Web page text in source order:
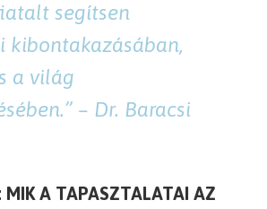
segítsen
kibontakazásában,
a világ
” – Dr. Baracsi
MIK A TAPASZTALATAI AZ